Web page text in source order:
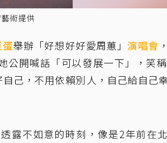
術提供
舉辦「好想好好愛周蕙」演唱會
公開喊話「可以發展一下」，笑
己，不用依賴別人，自己給自己
露不如意的時刻，像是2年前在